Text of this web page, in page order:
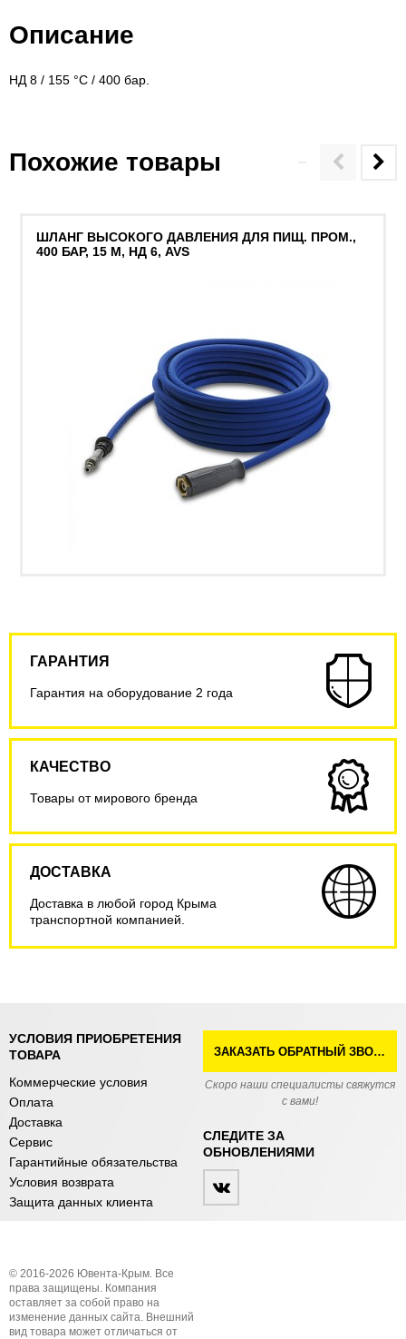
Описание
НД 8 / 155 °C / 400 бар.
Похожие товары
ШЛАНГ ВЫСОКОГО ДАВЛЕНИЯ ДЛЯ ПИЩ. ПРОМ.,
400 БАР, 15 М, НД 6, AVS
ГАРАНТИЯ
Гарантия на оборудование 2 года
КАЧЕСТВО
Товары от мирового бренда
ДОСТАВКА
Доставка в любой город Крыма
транспортной компанией.
УСЛОВИЯ ПРИОБРЕТЕНИЯ
ТОВАРА
Коммерческие условия
Оплата
Доставка
Сервис
Гарантийные обязательства
Условия возврата
Защита данных клиента
ЗАКАЗАТЬ ОБРАТНЫЙ ЗВОНОК
Скоро наши специалисты свяжутся
с вами!
СЛЕДИТЕ ЗА
ОБНОВЛЕНИЯМИ
© 2016-2026 Ювента-Крым. Все
права защищены. Компания
оставляет за собой право на
изменение данных сайта. Внешний
вид товара может отличаться от